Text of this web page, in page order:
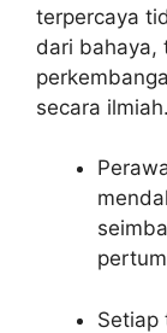
terpercaya
dari bahaya,
secara ilmiah.
Setiap